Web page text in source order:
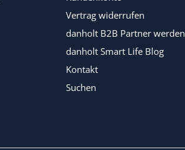
Vertrag widerrufen
danholt B2B Partner werden
danholt Smart Life Blog
Kontakt
Suchen